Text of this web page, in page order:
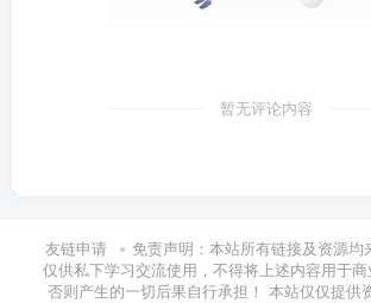
暂无评论内容
友链申请
免责声明：本站所有链接及资源均
仅供私下学习交流使用，不得将上述内容用于商
否则产生的一切后果自行承担！ 本站仅仅提供